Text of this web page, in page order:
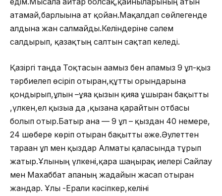
атамай,барлығына ат қойған.Мақалдап сөйлегенде
алдына жан салмайды.Келіндеріне сәлем
салдырып, қазақтың салтын сақтап келеді.
Қазіргі таңда Тоқтасын ағамыз бен апамыз 9 ұл-қыз
тәрбиелеп өсіріп отырған,құтты орындарына
қондырып,ұлын –ұяға қызын қияға ұшырған бақытты
,үлкен,ел қызыға да ,қызғана қарайтын отбасы
болып отыр.Батыр ана — 9 ұл – қыздан 40 немере,
24 шөбере көріп отырған бақытты әже.Әулеттен
тараған ұл мен қыздар Алматы қаласында тұрып
жатыр.Ұлының үлкені,қара шаңырақ иелері Сайлау
мен Махаббат апаның жағдайын жасап отырған
жандар. Ұлы -Ерғали кәсіпкер,келіні